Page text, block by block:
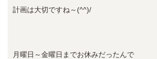
計画は大切ですね～(^^)/
月曜日～金曜日までお休みだったんで